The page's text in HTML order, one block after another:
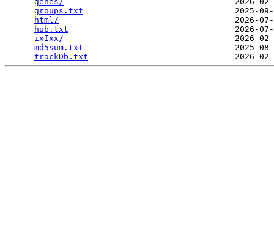
groups.txt
2025-
html/
2026-
hub.txt
2026-
ixIxx/
2026-
md5sum.txt
2025-
trackDb.txt